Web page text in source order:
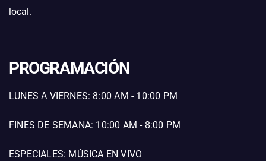
local.
PROGRAMACIÓN
LUNES A VIERNES: 8:00 AM - 10:00 PM
FINES DE SEMANA: 10:00 AM - 8:00 PM
ESPECIALES: MÚSICA EN VIVO